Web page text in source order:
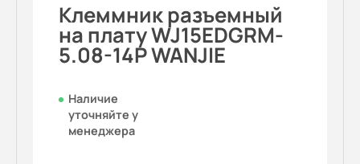
Клеммник разъемный
на плату WJ15EDGRM-
5.08-14P WANJIE
Наличие
уточняйте у
менеджера